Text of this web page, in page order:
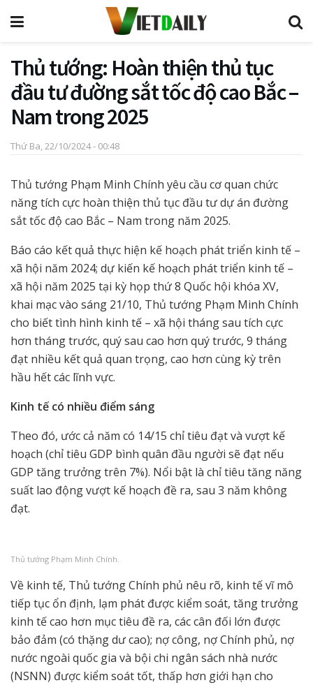
Thủ tướng: Hoàn thiện thủ tục
đầu tư đường sắt tốc độ cao Bắc –
Nam trong 2025
Thứ Ba, 22/10/2024 - 00:48
Thủ tướng Phạm Minh Chính yêu cầu cơ quan chức
năng tích cực hoàn thiện thủ tục đầu tư dự án đường
sắt tốc độ cao Bắc – Nam trong năm 2025.
Báo cáo kết quả thực hiện kế hoạch phát triển kinh tế –
xã hội năm 2024; dự kiến kế hoạch phát triển kinh tế –
xã hội năm 2025 tại kỳ họp thứ 8 Quốc hội khóa XV,
khai mạc vào sáng 21/10, Thủ tướng Phạm Minh Chính
cho biết tình hình kinh tế – xã hội tháng sau tích cực
hơn tháng trước, quý sau cao hơn quý trước, 9 tháng
đạt nhiều kết quả quan trọng, cao hơn cùng kỳ trên
hầu hết các lĩnh vực.
Kinh tế có nhiều điểm sáng
Theo đó, ước cả năm có 14/15 chỉ tiêu đạt và vượt kế
hoạch (chỉ tiêu GDP bình quân đầu người sẽ đạt nếu
GDP tăng trưởng trên 7%). Nổi bật là chỉ tiêu tăng năng
suất lao động vượt kế hoạch đề ra, sau 3 năm không
đạt.
Thủ tướng Phạm Minh Chính.
Về kinh tế, Thủ tướng Chính phủ nêu rõ, kinh tế vĩ mô
tiếp tục ổn định, lạm phát được kiểm soát, tăng trưởng
kinh tế cao hơn mục tiêu đề ra, các cân đối lớn được
bảo đảm (có thặng dư cao); nợ công, nợ Chính phủ, nợ
nước ngoài quốc gia và bội chi ngân sách nhà nước
(NSNN) được kiểm soát tốt, thấp hơn giới hạn cho